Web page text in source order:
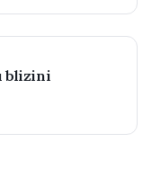
blizini